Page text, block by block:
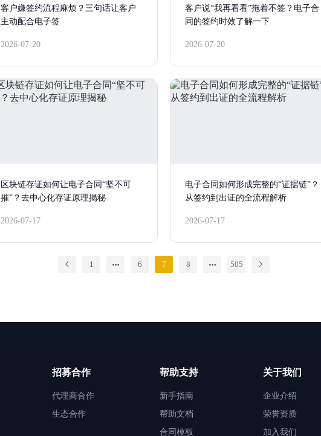
客户嫌签约流程麻烦？三句话让客户
主动配合电子签
2026-07-20
客户说“我再看看”拖着不签？电子合
同的签约时效了解一下
2026-07-20
区块链存证如何让电子合同“坚不可
摧”？去中心化存证原理揭秘
2026-07-17
电子合同如何形成完整的“证据链”？
从签约到出证的全流程解析
2026-07-17
1 6 7 8 505
招募合作
代理商合作
生态合作
帮助支持
新手指南
帮助文档
合同模板
关于我们
企业介绍
荣誉资质
加入我们